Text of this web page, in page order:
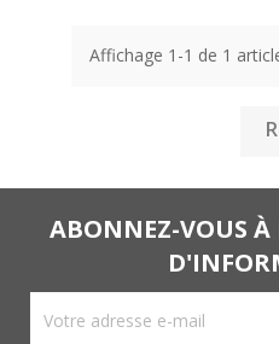
Affichage 1-1 de 1
ABONNEZ-VOUS